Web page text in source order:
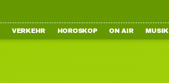
VERKEHR HOROSKOP ON AIR MUSIK